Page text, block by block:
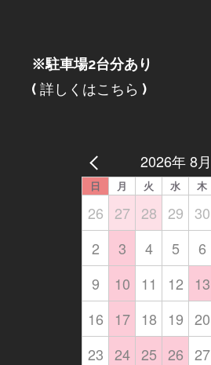
※駐車場2台分あり
( 詳しくはこちら )
2026年 8月
日 月 火 水 木
26 27 28 29 30
2
3 4 5 6
9
10 11 12 13
16
17 18 19 20
23 24 25 26 27